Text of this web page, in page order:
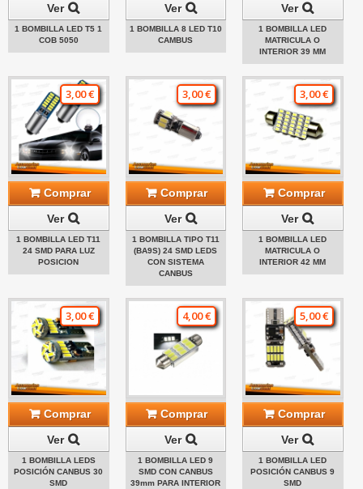
Ver
1 BOMBILLA LED T5 1
COB 5050
Ver
1 BOMBILLA 8 LED T10
CAMBUS
Ver
1 BOMBILLA LED
MATRICULA O
INTERIOR 39 MM
3,00 €
Comprar
Ver
1 BOMBILLA LED T11
24 SMD PARA LUZ
POSICION
3,00 €
Comprar
Ver
1 BOMBILLA TIPO T11
(BA9S) 24 SMD LEDS
CON SISTEMA
CANBUS
3,00 €
Comprar
Ver
1 BOMBILLA LED
MATRICULA O
INTERIOR 42 MM
3,00 €
Comprar
Ver
1 BOMBILLA LEDS
POSICIÓN CANBUS 30
SMD
4,00 €
Comprar
Ver
1 BOMBILLA LED 9
SMD CON CANBUS
39mm PARA INTERIOR
5,00 €
Comprar
Ver
1 BOMBILLA LED
POSICIÓN CANBUS 9
SMD